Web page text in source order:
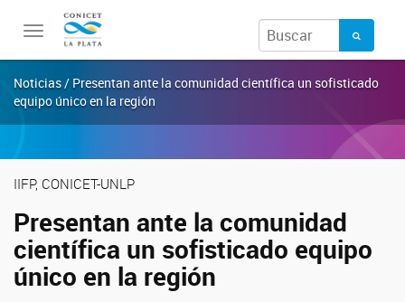
Toggle
navigation
Noticias / Presentan ante la comunidad científica un sofisticado
equipo único en la región
IIFP, CONICET-UNLP
Presentan ante la comunidad
científica un sofisticado equipo
único en la región